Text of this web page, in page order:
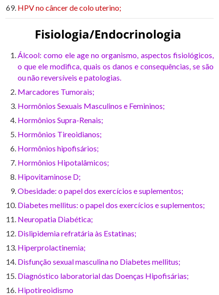
HPV no câncer de colo uterino;
Fisiologia/Endocrinologia
Álcool: como ele age no organismo, aspectos fisiológicos,
o que ele modifica, quais os danos e consequências, se são
ou não reversíveis e patologias.
Marcadores Tumorais;
Hormônios Sexuais Masculinos e Femininos;
Hormônios Supra-Renais;
Hormônios Tireoidianos;
Hormônios hipofisários;
Hormônios Hipotalâmicos;
Hipovitaminose D;
Obesidade: o papel dos exercícios e suplementos;
Diabetes mellitus: o papel dos exercícios e suplementos;
Neuropatia Diabética;
Dislipidemia refratária às Estatinas;
Hiperprolactinemia;
Disfunção sexual masculina no Diabetes mellitus;
Diagnóstico laboratorial das Doenças Hipofisárias;
Hipotireoidismo